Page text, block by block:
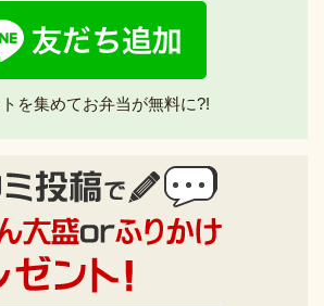
を集めてお弁当が無料に?!